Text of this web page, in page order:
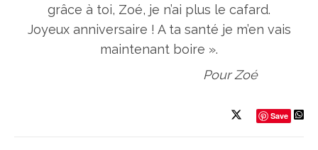
grâce à toi, Zoé, je n’ai plus le cafard.
Joyeux anniversaire ! A ta santé je m’en vais
maintenant boire ».
Pour Zoé
Save